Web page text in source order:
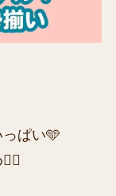
ぱい🩵